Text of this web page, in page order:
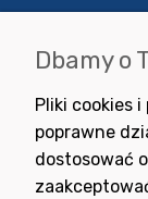
Wyrażam
nowościami i
Dbamy o
Pliki cookies
poprawne
dostosować